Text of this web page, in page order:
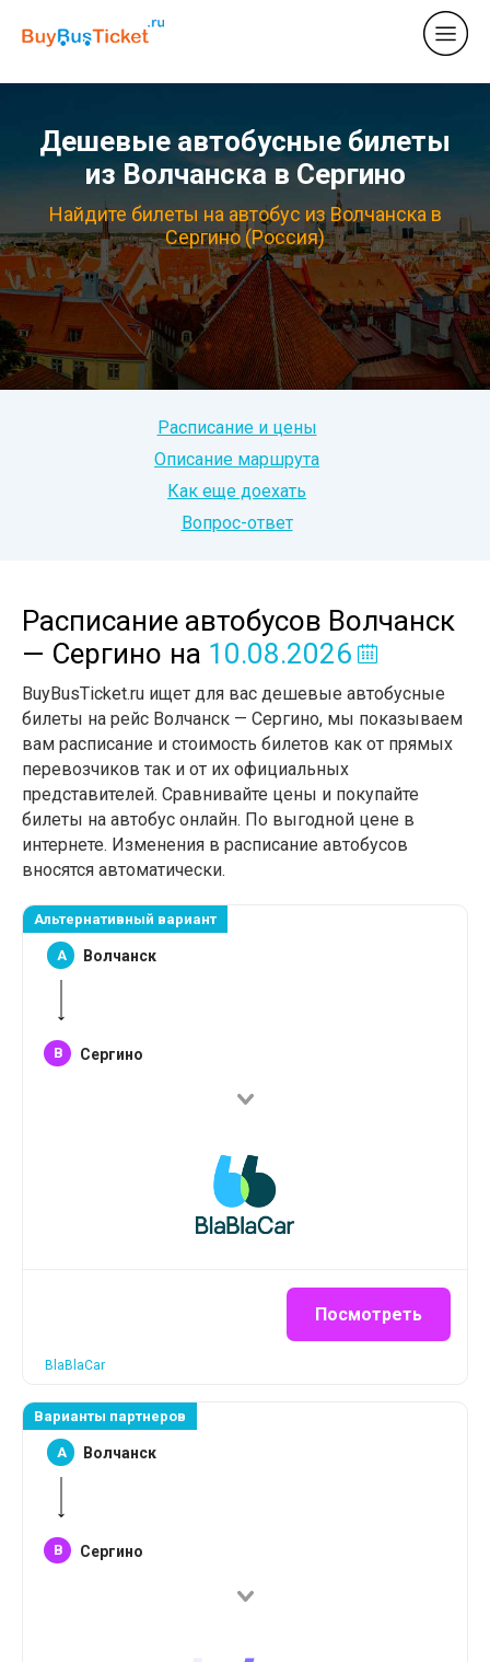
Дешевые автобусные билеты
из Волчанска в Сергино
Найдите билеты на автобус из Волчанска в
Сергино (Россия)
Расписание и цены
Описание маршрута
Как еще доехать
Вопрос-ответ
Расписание автобусов Волчанск
— Сергино на 10.08.2026
BuyBusTicket.ru ищет для вас дешевые автобусные
билеты на рейс Волчанск — Сергино, мы показываем
вам расписание и стоимость билетов как от прямых
перевозчиков так и от их официальных
представителей. Сравнивайте цены и покупайте
билеты на автобус онлайн. По выгодной цене в
интернете. Изменения в расписание автобусов
вносятся автоматически.
Альтернативный вариант
A Волчанск
B Сергино
Посмотреть
BlaBlaCar
Варианты партнеров
A Волчанск
B Сергино